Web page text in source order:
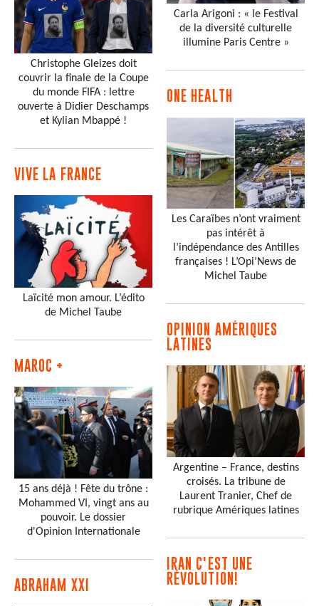
Conseiller Municipal
Manon GAILLARD
Marie HOURTOULE-
Redactrice En Chef-
GUIDIPLO int.
Martine INCHAUSPE-
Médecin Retraité
Norbert JACQ-Agent
Brigitte JUY-Psychanalyste
- Ass. Entr'autres
Abdel Nasser OULD
Claude CELLIER
Mohand
Arwad ESBER
Daniel
JULIE- Monsieur-
retraité
Jean-Noël CUÉNOD-
Écrivain Journaliste
Yolande GONZALEZ
Michel TAUBE-Directeur
Internationale
Christophe Gleizes doit
couvrir la finale de la Coupe
du monde FIFA : lettre
ouverte à Didier Deschamps
et Kylian Mbappé !
VIVE LA FRANCE
Laïcité mon amour. L’édito
de Michel Taube
MAROC +
15 ans déjà ! Fête du trône :
Mohammed VI, vingt ans au
pouvoir. Le dossier
d'Opinion Internationale
ABRAHAM XXI
Carla Arigoni : « le Festival
de la diversité culturelle
illumine Paris Centre »
ONE HEALTH
Les Caraïbes n’ont vraiment
pas intérêt à
l’indépendance des Antilles
françaises ! L’Opi’News de
Michel Taube
OPINION AMÉRIQUES
LATINES
Argentine – France, destins
croisés. La tribune de
Laurent Tranier, Chef de
rubrique Amériques latines
IRAN C'EST UNE
RÉVOLUTION!